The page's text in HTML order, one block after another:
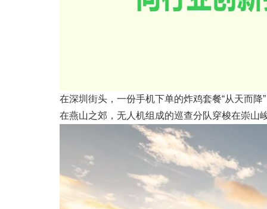
在深圳街头，一份手机下单的炸鸡套餐“从天而
在燕山之郊，无人机组成的巡查分队穿梭在崇